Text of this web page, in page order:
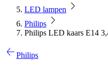
LED lampen
Philips
Philips LED kaars E14
Philips